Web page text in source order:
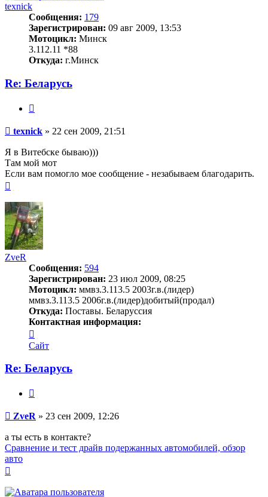
texnick
Сообщения: 179
Зарегистрирован: 09 авг 2009, 13:53
Мотоцикл: Минск
3.112.11 *88
Откуда: г.Минск
Re: Беларусь
Сообщение
texnick » 22 сен 2009, 21:51
Я в Витебске бываю)))
Там мой мот
Если вам помогло мое сообщение - незабываем благодарить.
началу
ZveR
Сообщения: 594
Зарегистрирован: 23 июл 2009, 08:25
Мотоцикл: ммвз.3.113.5 2003г.в.(лидер)
ммвз.3.113.5 2006г.в.(лидер)добитый(продал)
Откуда: Поставы. Беларуссия
Контактная информация:
информация
пользователя
Сайт
Re: Беларусь
Сообщение
ZveR » 23 сен 2009, 12:26
а ты есть в контакте?
Сравнение и тест драйв подержанных автомобилей, обзор
авто
началу